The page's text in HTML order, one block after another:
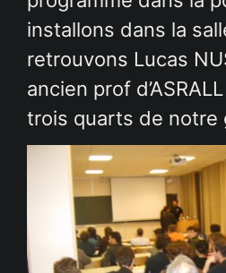
installons dans la
retrouvons Lucas
ancien prof
trois quarts de notre